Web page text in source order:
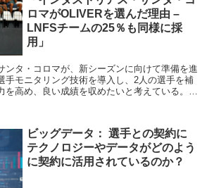
ロマがOLIVERを選んだ理由 –
LNFSチームの25％も同様に採
用」
ンタ・コロマが、新シーズンに向けて準備を進
手モニタリング技術を導入し、2人の選手を補
を高め、良い成績を収めたいと考えている。さ
な目的は、選手のメトリックスを得ることだ
っている。これにより、クラブは選手を最高の
金、リソースを節約できる。 また、Closas氏
ティティを守り、チームを次のレベルに導くた
ちがオリバーのモニタリング技術を使っている
ビッグデータ： 選手との契約に
テクノロジーやデータがどのよう
に契約に活用されているのか？